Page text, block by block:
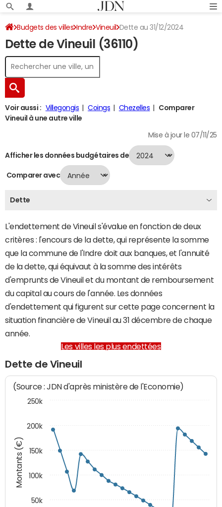
Budgets des villes Indre Vineuil Dette au 31/12/2024
Dette de Vineuil (36110)
Voir aussi : Villegongis Coings Chezelles
Comparer
Vineuil à une autre ville
Mise à jour le 07/11/25
Afficher les données budgétaires de
Comparer avec
Dette
L'endettement de Vineuil s'évalue en fonction de deux
critères : l'encours de la dette, qui représente la somme
que la commune de l'Indre doit aux banques, et l'annuité
de la dette, qui équivaut à la somme des intérêts
d'emprunts de Vineuil et du montant de remboursement
du capital au cours de l'année. Les données
d'endettement qui figurent sur cette page concernent la
situation financière de Vineuil au 31 décembre de chaque
année.
Les villes les plus endettées
Dette de Vineuil
Montants (€)
(Source : JDN d'après ministère de l'Economie)
50k
100k
150k
200k
250k